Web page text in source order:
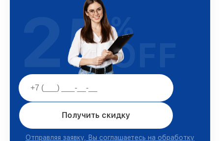
Получить скидку
Отправляя заявку, Вы соглашаетесь на обработку
25%
OFF